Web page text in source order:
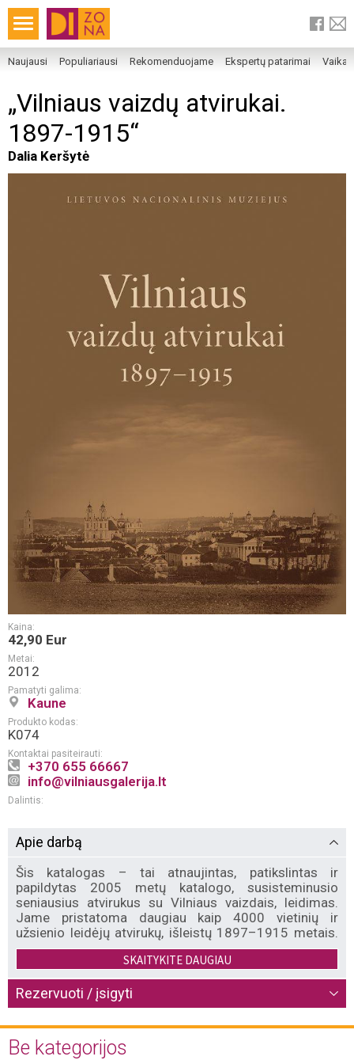
Naujausi Populiariausi Rekomenduojame Ekspertų patarimai
„Vilniaus vaizdų atvirukai.
1897-1915“
Dalia Keršytė
Kaina:
42,90 Eur
Metai:
2012
Pamatyti galima:
Kaune
Produkto kodas:
K074
Kontaktai pasiteirauti:
+370 655 66667
info@vilniausgalerija.lt
Dalintis:
Apie darbą
Šis katalogas – tai atnaujintas, patikslintas ir
papildytas 2005 metų katalogo, susisteminusio
seniausius atvirukus su Vilniaus vaizdais, leidimas.
Jame pristatoma daugiau kaip 4000 vietinių ir
užsienio leidėjų atvirukų, išleistų 1897–1915 metais.
Jie pateikiami chronologine seka pagal leidėjus, kurių
kataloge galima suskaičiuoti per 122.
Atvirukams leisti panaudota apie 1200 skirtingų
fotomeistrai: Józefas Czechowiczius, Albertas
Swieykowskis, Stanisławas Filibertas Fleury, broliai
SKAITYKITE DAUGIAU
Rezervuoti / įsigyti
Be kategorijos